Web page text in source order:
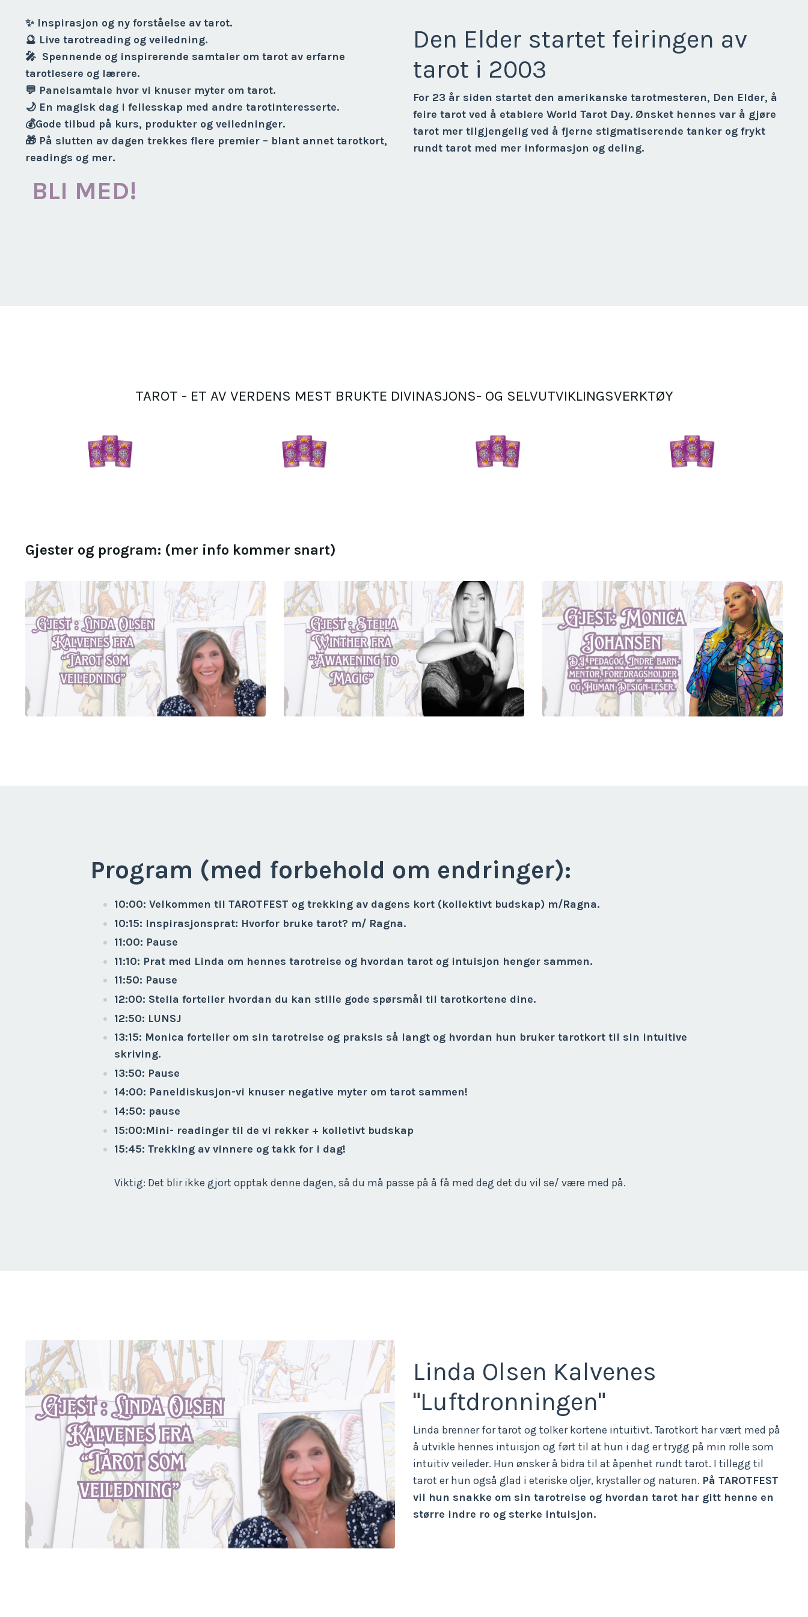
✨ Inspirasjon og ny forståelse av tarot.
🔮 Live tarotreading og veiledning.
🎤 Spennende og inspirerende samtaler om tarot av erfarne
tarotlesere og lærere.
💬 Panelsamtale hvor vi knuser myter om tarot.
🌙 En magisk dag i fellesskap med andre tarotinteresserte.
💰Gode tilbud på kurs, produkter og veiledninger.
🎁 På slutten av dagen trekkes flere premier – blant annet tarotkort,
readings og mer.
BLI MED!
Den Elder startet feiringen av
tarot i 2003
For 23 år siden startet den amerikanske tarotmesteren, Den Elder, å
feire tarot ved å etablere World Tarot Day. Ønsket hennes var å gjøre
tarot mer tilgjengelig ved å fjerne stigmatiserende tanker og frykt
rundt tarot med mer informasjon og deling.
TAROT - ET AV VERDENS MEST BRUKTE DIVINASJONS- OG SELVUTVIKLINGSVERKTØY
Gjester og program: (mer info kommer snart)
Program (med forbehold om endringer):
10:00: Velkommen til TAROTFEST og trekking av dagens kort (kollektivt budskap) m/Ragna.
10:15: Inspirasjonsprat: Hvorfor bruke tarot? m/ Ragna.
11:00: Pause
11:10: Prat med Linda om hennes tarotreise og hvordan tarot og intuisjon henger sammen.
11:50: Pause
12:00: Stella forteller hvordan du kan stille gode spørsmål til tarotkortene dine.
12:50: LUNSJ
13:15: Monica forteller om sin tarotreise og praksis så langt og hvordan hun bruker tarotkort til sin intuitive
skriving.
13:50: Pause
14:00: Paneldiskusjon-vi knuser negative myter om tarot sammen!
14:50: pause
15:00:Mini- readinger til de vi rekker + kolletivt budskap
15:45: Trekking av vinnere og takk for i dag!
Viktig: Det blir ikke gjort opptak denne dagen, så du må passe på å få med deg det du vil se/ være med på.
Linda Olsen Kalvenes
"Luftdronningen"
Linda brenner for tarot og tolker kortene intuitivt. Tarotkort har vært med på
å utvikle hennes intuisjon og ført til at hun i dag er trygg på min rolle som
intuitiv veileder. Hun ønsker å bidra til at åpenhet rundt tarot. I tillegg til
tarot er hun også glad i eteriske oljer, krystaller og naturen. På TAROTFEST
vil hun snakke om sin tarotreise og hvordan tarot har gitt henne en
større indre ro og sterke intuisjon.